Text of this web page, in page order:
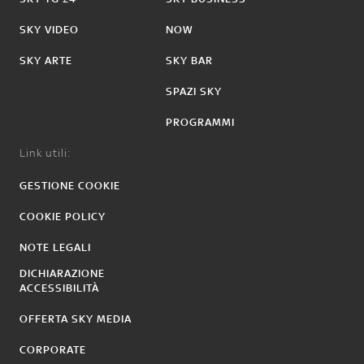
SKY VIDEO
SKY ARTE
NOW
SKY BAR
SPAZI SKY
PROGRAMMI
Link utili:
GESTIONE COOKIE
COOKIE POLICY
NOTE LEGALI
DICHIARAZIONE
ACCESSIBILITÀ
OFFERTA SKY MEDIA
CORPORATE